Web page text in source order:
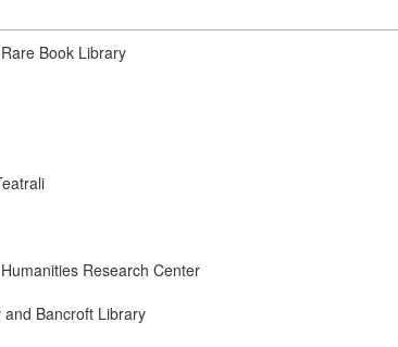
Book Library
Research Center
Bancroft Library